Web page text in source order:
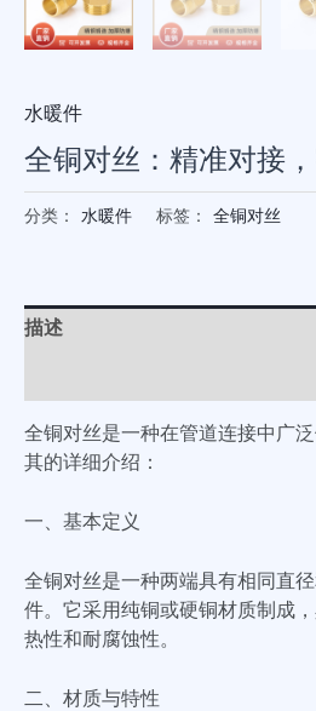
水暖件
全铜对丝：精准对接
分类： 水暖件 标签： 全铜对丝
描述
全铜对丝是一种在管道连接中广
其的详细介绍：
一、基本定义
全铜对丝是一种两端具有相同直
件。它采用纯铜或硬铜材质制成
热性和耐腐蚀性。
二、材质与特性